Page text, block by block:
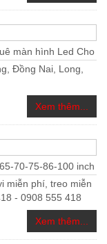
màn hình Led Cho
Đồng Nai, Long,
Xem thêm...
70-75-86-100 inch
miễn phí, treo miễn
- 0908 555 418
Xem thêm...